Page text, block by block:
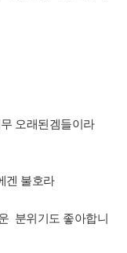
오래된겜들이라
겐 불호라
분위기도 좋아합니